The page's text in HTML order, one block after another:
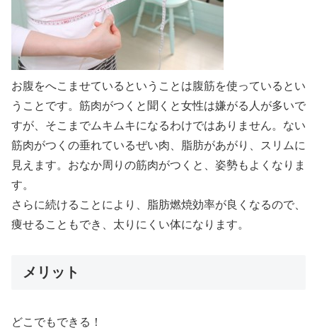
お腹をへこませているということは腹筋を使っているとい
うことです。筋肉がつくと聞くと女性は嫌がる人が多いで
すが、そこまでムキムキになるわけではありません。ない
筋肉がつくの垂れているぜい肉、脂肪があがり、スリムに
見えます。おなか周りの筋肉がつくと、姿勢もよくなりま
す。
さらに続けることにより、脂肪燃焼効率が良くなるので、
痩せることもでき、太りにくい体になります。
メリット
どこでもできる！